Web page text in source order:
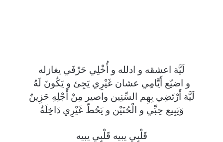
لَيَّة اعشقه و ادلله و أُخْلِي حَرْفَي يغازله
و اضيّع أَيَّامِي عشان غَيْرِي يَجِئ و يَكُونَ لَهُ
لَيَّة أَرْتَضِي بِهِم السِّنِين واصير مِنْ أَجْلِهِ حَزِينٌ
وَيَبِيع حِبِّي و الْحُنَيْن و يَحُطّ غَيْرِي دَاخِلَةٌ
قَلْبِي يبيه قَلْبِي يبيه